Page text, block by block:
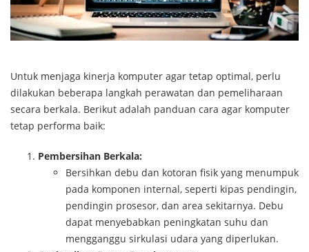
Untuk menjaga kinerja komputer agar tetap optimal, perlu
dilakukan beberapa langkah perawatan dan pemeliharaan
secara berkala. Berikut adalah panduan cara agar komputer
tetap performa baik:
Pembersihan Berkala:
Bersihkan debu dan kotoran fisik yang menumpuk
pada komponen internal, seperti kipas pendingin,
pendingin prosesor, dan area sekitarnya. Debu
dapat menyebabkan peningkatan suhu dan
mengganggu sirkulasi udara yang diperlukan.